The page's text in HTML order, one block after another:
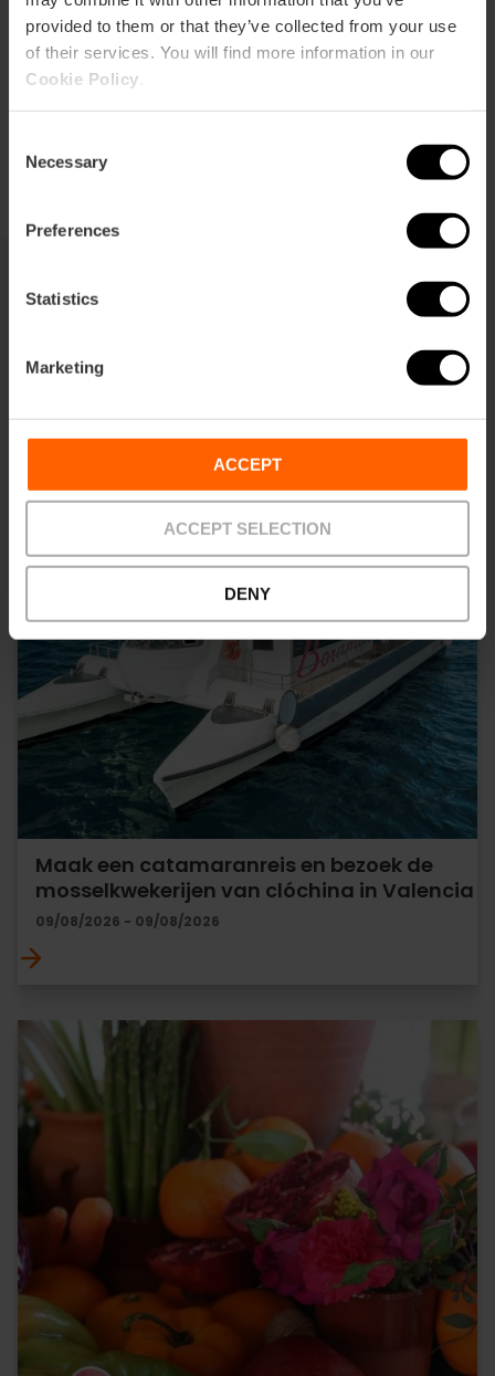
provided to them or that they’ve collected from your use
of their services. You will find more information in our
Cookie Policy
Selection
Necessary
Preferences
Statistics
Marketing
ACCEPT
ACCEPT SELECTION
DENY
Maak een catamaranreis en bezoek de
mosselkwekerijen van clóchina in Valencia
09/08/2026 - 09/08/2026